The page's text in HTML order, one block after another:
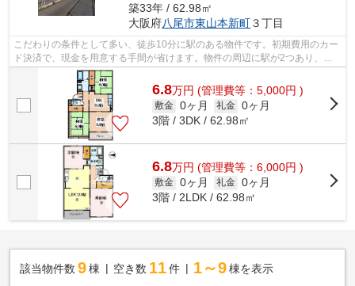
築33年 / 62.98㎡
大阪府八尾市東山本新町３丁目
こだわりの条件として多い、徒歩10分に駅のある物件です。初期費用のカー
ド決済で、現金を用意する手間が省けます。物件の周辺に駅が2つあり、よ
く電車を利用する方にピッタリです。関...
6.8万円 (管理費等：5,000円 )
敷金 0ヶ月 礼金 0ヶ月
3階 / 3DK / 62.98㎡
6.8万円 (管理費等：6,000円 )
敷金 0ヶ月 礼金 0ヶ月
3階 / 2LDK / 62.98㎡
該当物件数 9棟 空き数 11 件 1～9 棟を表示